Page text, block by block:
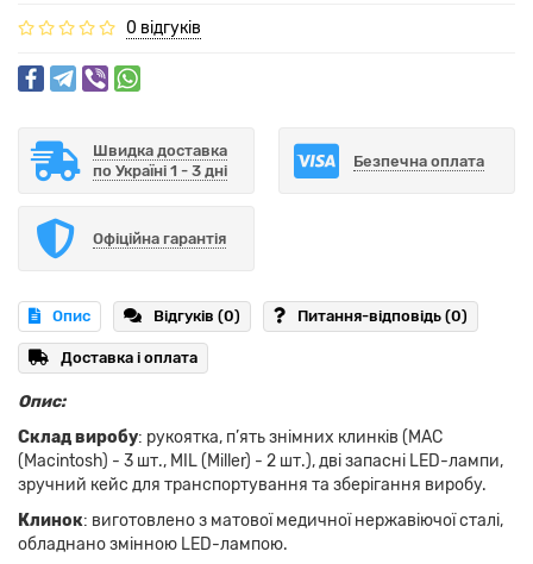
0 відгуків
Швидка доставка
по Україні 1 - 3 дні
Безпечна оплата
Офіційна гарантія
Опис Відгуків (0) Питання-відповідь (0)
Доставка і оплата
Опис:
Склад виробу: рукоятка, п’ять знімних клинків (MAC
(Macintosh) - 3 шт., MIL (Miller) - 2 шт.), дві запасні LED-лампи,
зручний кейс для транспортування та зберігання виробу.
Клинок: виготовлено з матової медичної нержавіючої сталі,
обладнано змінною LED-лампою.